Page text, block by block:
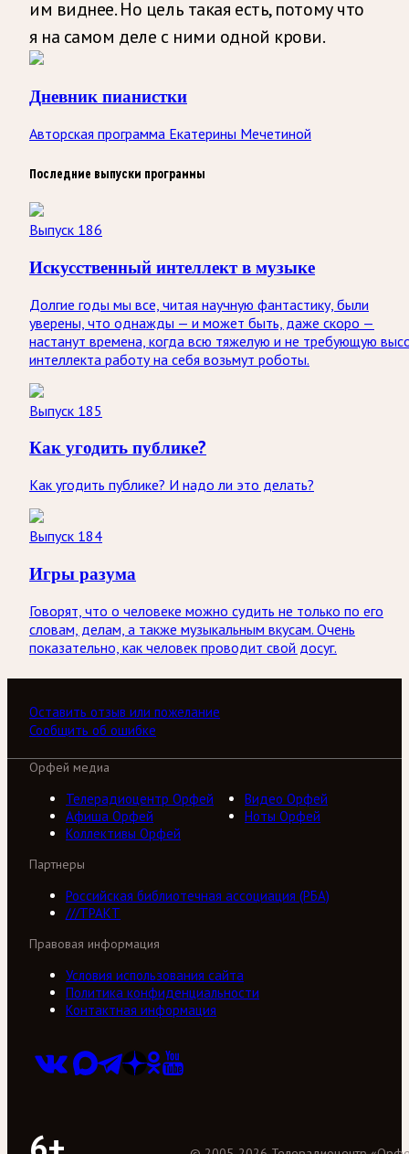
им виднее. Но цель такая есть, потому что
я на самом деле с ними одной крови.
Дневник пианистки
Авторская программа Екатерины Мечетиной
Последние выпуски программы
Выпуск 186
Искусственный интеллект в музыке
Долгие годы мы все, читая научную фантастику, были
уверены, что однажды — и может быть, даже скоро —
настанут времена, когда всю тяжелую и не требующую
интеллекта работу на себя возьмут роботы.
Выпуск 185
Как угодить публике?
Как угодить публике? И надо ли это делать?
Выпуск 184
Игры разума
Говорят, что о человеке можно судить не только по его
словам, делам, а также музыкальным вкусам. Очень
показательно, как человек проводит свой досуг.
Оставить отзыв или пожелание
Сообщить об ошибке
Орфей медиа
Телерадиоцентр Орфей
Видео Орфей
Афиша Орфей
Ноты Орфей
Коллективы Орфей
Партнеры
Российская библиотечная ассоциация (РБА)
///ТРАКТ
Правовая информация
Условия использования сайта
Политика конфиденциальности
Контактная информация